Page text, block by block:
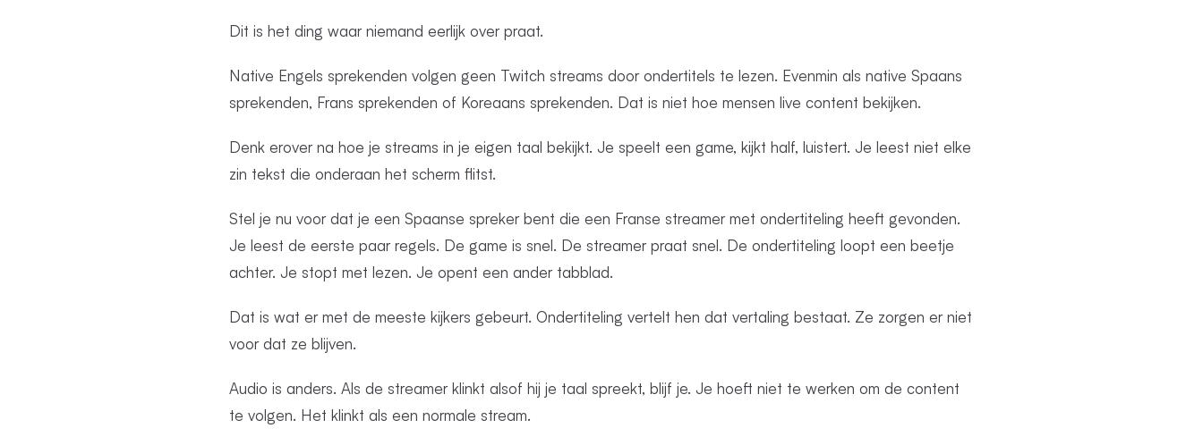
Dit is het ding waar niemand eerlijk over praat.
Native Engels sprekenden volgen geen Twitch streams door ondertitels te lezen. Evenmin als native Spaans
sprekenden, Frans sprekenden of Koreaans sprekenden. Dat is niet hoe mensen live content bekijken.
Denk erover na hoe je streams in je eigen taal bekijkt. Je speelt een game, kijkt half, luistert. Je leest niet elke
zin tekst die onderaan het scherm flitst.
Stel je nu voor dat je een Spaanse spreker bent die een Franse streamer met ondertiteling heeft gevonden.
Je leest de eerste paar regels. De game is snel. De streamer praat snel. De ondertiteling loopt een beetje
achter. Je stopt met lezen. Je opent een ander tabblad.
Dat is wat er met de meeste kijkers gebeurt. Ondertiteling vertelt hen dat vertaling bestaat. Ze zorgen er niet
voor dat ze blijven.
Audio is anders. Als de streamer klinkt alsof hij je taal spreekt, blijf je. Je hoeft niet te werken om de content
te volgen. Het klinkt als een normale stream.